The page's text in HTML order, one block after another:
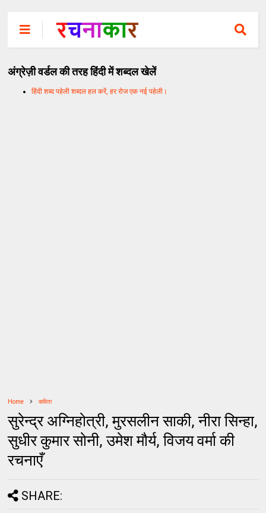
अंग्रेज़ी वर्डल की तरह हिंदी में शब्दल खेलें
हिंदी शब्द पहेली शब्दल हल करें, हर रोज एक नई पहेली।
Home कविता
सुरेन्‍द्र अग्‍निहोत्री, मुरसलीन साकी, नीरा सिन्‍हा,
सुधीर कुमार सोनी, उमेश मौर्य, विजय वर्मा की
रचनाएँ
SHARE: